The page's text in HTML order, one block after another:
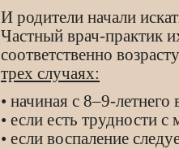
И родители начали
Частный врач-практик
соответственно
трех случаях:
• начиная с 8–9-летнего
• если есть трудности
• если воспаление